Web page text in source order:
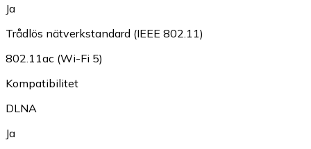
Ja
Trådlös nätverkstandard (IEEE 802.11)
802.11ac (Wi-Fi 5)
Kompatibilitet
DLNA
Ja